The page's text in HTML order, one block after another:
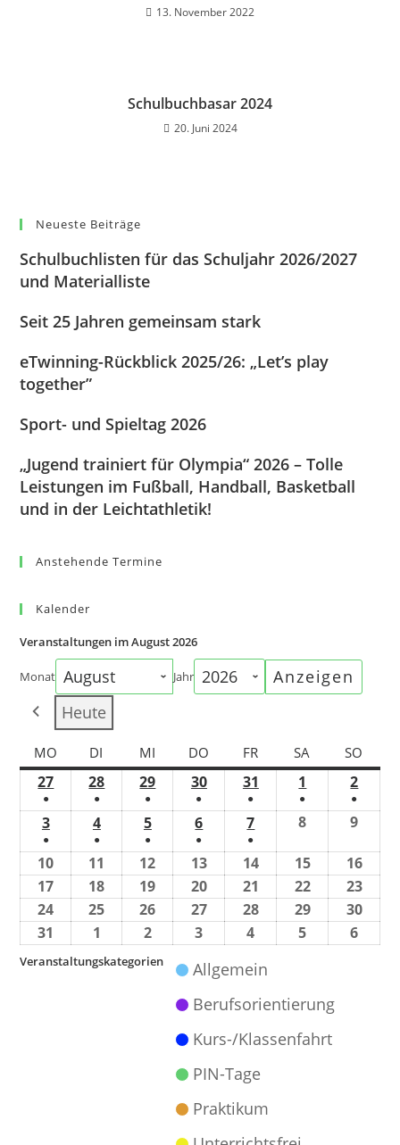
13. November 2022
Schulbuchbasar 2024
20. Juni 2024
Neueste Beiträge
Schulbuchlisten für das Schuljahr 2026/2027
und Materialliste
Seit 25 Jahren gemeinsam stark
eTwinning-Rückblick 2025/26: „Let’s play
together”
Sport- und Spieltag 2026
„Jugend trainiert für Olympia“ 2026 – Tolle
Leistungen im Fußball, Handball, Basketball
und in der Leichtathletik!
Anstehende Termine
Kalender
Veranstaltungen im August 2026
Monat Jahr
Heute
MO DI MI DO FR SA SO
27
●
28
●
29
●
30
●
31
●
1
●
2
●
3
●
4
●
5
●
6
●
7
●
8 9
10 11 12 13 14 15
16
17
18 19 20 21 22
23
24
25 26 27 28 29
30
31
1 2 3 4 5 6
Veranstaltungskategorien
Allgemein
Berufsorientierung
Kurs-/Klassenfahrt
PIN-Tage
Praktikum